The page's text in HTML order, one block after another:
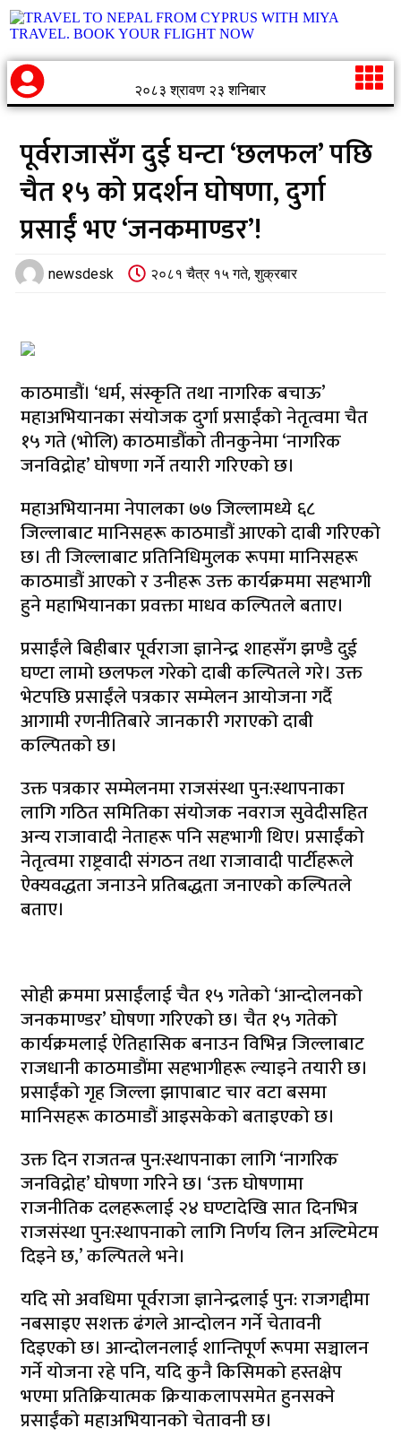
२०८३ श्रावण २३ शनिबार
पूर्वराजासँग दुई घन्टा ‘छलफल’ पछि
चैत १५ को प्रदर्शन घोषणा, दुर्गा
प्रसाईं भए ‘जनकमाण्डर’!
newsdesk २०८१ चैत्र १५ गते, शुक्रबार
काठमाडौं। ‘धर्म, संस्कृति तथा नागरिक बचाऊ’
महाअभियानका संयोजक दुर्गा प्रसाईंको नेतृत्वमा चैत
१५ गते (भोलि) काठमाडौंको तीनकुनेमा ‘नागरिक
जनविद्रोह’ घोषणा गर्ने तयारी गरिएको छ।
महाअभियानमा नेपालका ७७ जिल्लामध्ये ६८
जिल्लाबाट मानिसहरू काठमाडौं आएको दाबी गरिएको
छ। ती जिल्लाबाट प्रतिनिधिमुलक रूपमा मानिसहरू
काठमाडौं आएको र उनीहरू उक्त कार्यक्रममा सहभागी
हुने महाभियानका प्रवक्ता माधव कल्पितले बताए।
प्रसाईंले बिहीबार पूर्वराजा ज्ञानेन्द्र शाहसँग झण्डै दुई
घण्टा लामो छलफल गरेको दाबी कल्पितले गरे। उक्त
भेटपछि प्रसाईंले पत्रकार सम्मेलन आयोजना गर्दै
आगामी रणनीतिबारे जानकारी गराएको दाबी
कल्पितको छ।
उक्त पत्रकार सम्मेलनमा राजसंस्था पुन:स्थापनाका
लागि गठित समितिका संयोजक नवराज सुवेदीसहित
अन्य राजावादी नेताहरू पनि सहभागी थिए। प्रसाईंको
नेतृत्वमा राष्ट्रवादी संगठन तथा राजावादी पार्टीहरूले
ऐक्यवद्धता जनाउने प्रतिबद्धता जनाएको कल्पितले
बताए।
सोही क्रममा प्रसाईंलाई चैत १५ गतेको ‘आन्दोलनको
जनकमाण्डर’ घोषणा गरिएको छ। चैत १५ गतेको
कार्यक्रमलाई ऐतिहासिक बनाउन विभिन्न जिल्लाबाट
राजधानी काठमाडौंमा सहभागीहरू ल्याइने तयारी छ।
प्रसाईंको गृह जिल्ला झापाबाट चार वटा बसमा
मानिसहरू काठमाडौं आइसकेको बताइएको छ।
उक्त दिन राजतन्त्र पुन:स्थापनाका लागि ‘नागरिक
जनविद्रोह’ घोषणा गरिने छ। ‘उक्त घोषणामा
राजनीतिक दलहरूलाई २४ घण्टादेखि सात दिनभित्र
राजसंस्था पुन:स्थापनाको लागि निर्णय लिन अल्टिमेटम
दिइने छ,’ कल्पितले भने।
यदि सो अवधिमा पूर्वराजा ज्ञानेन्द्रलाई पुन: राजगद्दीमा
नबसाइए सशक्त ढंगले आन्दोलन गर्ने चेतावनी
दिइएको छ। आन्दोलनलाई शान्तिपूर्ण रूपमा सञ्चालन
गर्ने योजना रहे पनि, यदि कुनै किसिमको हस्तक्षेप
भएमा प्रतिक्रियात्मक क्रियाकलापसमेत हुनसक्ने
प्रसाईंको महाअभियानको चेतावनी छ।